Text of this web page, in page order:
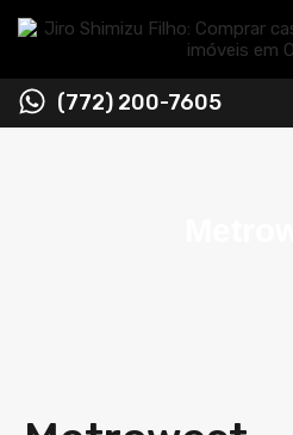
(772) 200-7605